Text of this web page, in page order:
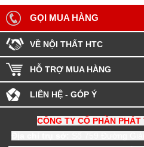
GỌI MUA HÀNG
VỀ NỘI THẤT HTC
HỖ TRỢ MUA HÀNG
LIÊN HỆ - GÓP Ý
CÔNG TY CỔ PHẦN